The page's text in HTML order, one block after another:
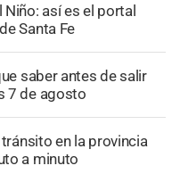
Niño: así es el portal
Santa Fe
saber antes de salir
7 de agosto
tránsito en la provincia
a minuto